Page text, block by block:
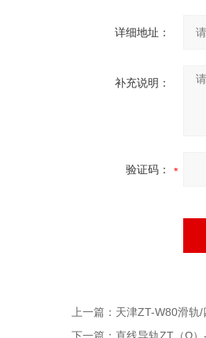
详细地址：
补充说明：
验证码：
上一篇： 天津ZT-W80滑轨